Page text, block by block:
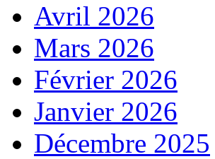
Avril 2026
Mars 2026
Février 2026
Janvier 2026
Décembre 2025